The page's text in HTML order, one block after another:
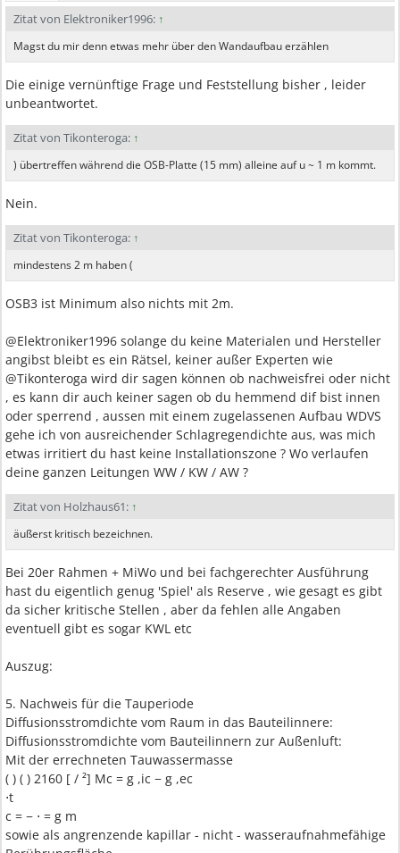
Zitat von Elektroniker1996: ↑
Magst du mir denn etwas mehr über den Wandaufbau erzählen
Die einige vernünftige Frage und Feststellung bisher , leider
unbeantwortet.
Zitat von Tikonteroga: ↑
) übertreffen während die OSB-Platte (15 mm) alleine auf u ~ 1 m kommt.
Nein.
Zitat von Tikonteroga: ↑
mindestens 2 m haben (
OSB3 ist Minimum also nichts mit 2m.
@Elektroniker1996 solange du keine Materialen und Hersteller
angibst bleibt es ein Rätsel, keiner außer Experten wie
@Tikonteroga wird dir sagen können ob nachweisfrei oder nicht
, es kann dir auch keiner sagen ob du hemmend dif bist innen
oder sperrend , aussen mit einem zugelassenen Aufbau WDVS
gehe ich von ausreichender Schlagregendichte aus, was mich
etwas irritiert du hast keine Installationszone ? Wo verlaufen
deine ganzen Leitungen WW / KW / AW ?
Zitat von Holzhaus61: ↑
äußerst kritisch bezeichnen.
Bei 20er Rahmen + MiWo und bei fachgerechter Ausführung
hast du eigentlich genug 'Spiel' als Reserve , wie gesagt es gibt
da sicher kritische Stellen , aber da fehlen alle Angaben
eventuell gibt es sogar KWL etc
Auszug:
5. Nachweis für die Tauperiode
Diffusionsstromdichte vom Raum in das Bauteilinnere:
Diffusionsstromdichte vom Bauteilinnern zur Außenluft:
Mit der errechneten Tauwassermasse
( ) ( ) 2160 [ / ²] Mc = g ,ic − g ,ec
⋅t
c = − ⋅ = g m
sowie als angrenzende kapillar - nicht - wasseraufnahmefähige